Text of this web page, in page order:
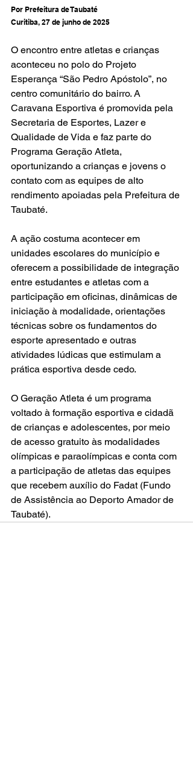
Por Prefeitura de Taubaté
Curitiba, 27 de junho de 2025
O encontro entre atletas e crianças
aconteceu no polo do Projeto
Esperança “São Pedro Apóstolo”, no
centro comunitário do bairro. A
Caravana Esportiva é promovida pela
Secretaria de Esportes, Lazer e
Qualidade de Vida e faz parte do
Programa Geração Atleta,
oportunizando a crianças e jovens o
contato com as equipes de alto
rendimento apoiadas pela Prefeitura de
Taubaté.
A ação costuma acontecer em
unidades escolares do município e
oferecem a possibilidade de integração
entre estudantes e atletas com a
participação em oficinas, dinâmicas de
iniciação à modalidade, orientações
técnicas sobre os fundamentos do
esporte apresentado e outras
atividades lúdicas que estimulam a
prática esportiva desde cedo.
O Geração Atleta é um programa
voltado à formação esportiva e cidadã
de crianças e adolescentes, por meio
de acesso gratuito às modalidades
olímpicas e paraolímpicas e conta com
a participação de atletas das equipes
que recebem auxílio do Fadat (Fundo
de Assistência ao Deporto Amador de
Taubaté).